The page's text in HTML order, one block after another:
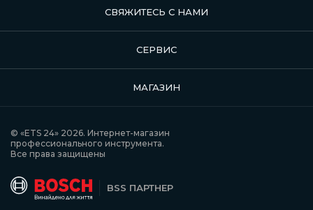
СВЯЖИТЕСЬ С НАМИ
СЕРВИС
МАГАЗИН
BSS ПАРТНЕР
© «ETS 24» 2026. Интернет-магазин
профессионального инструмента.
Все права защищены